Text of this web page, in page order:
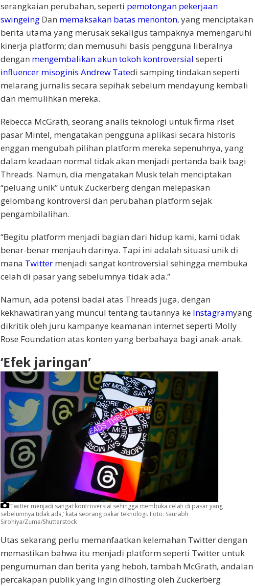
serangkaian perubahan, seperti pemotongan pekerjaan
swingeingDan memaksakan batas menonton, yang menciptakan
berita utama yang merusak sekaligus tampaknya memengaruhi
kinerja platform; dan memusuhi basis pengguna liberalnya
dengan mengembalikan akun tokoh kontroversial seperti
influencer misoginis Andrew Tatedi samping tindakan seperti
melarang jurnalis secara sepihak sebelum mendayung kembali
dan memulihkan mereka.
Rebecca McGrath, seorang analis teknologi untuk firma riset
pasar Mintel, mengatakan pengguna aplikasi secara historis
enggan mengubah pilihan platform mereka sepenuhnya, yang
dalam keadaan normal tidak akan menjadi pertanda baik bagi
Threads. Namun, dia mengatakan Musk telah menciptakan
“peluang unik” untuk Zuckerberg dengan melepaskan
gelombang kontroversi dan perubahan platform sejak
pengambilalihan.
“Begitu platform menjadi bagian dari hidup kami, kami tidak
benar-benar menjauh darinya. Tapi ini adalah situasi unik di
mana Twittermenjadi sangat kontroversial sehingga membuka
celah di pasar yang sebelumnya tidak ada.”
Namun, ada potensi badai atas Threads juga, dengan
kekhawatiran yang muncul tentang tautannya ke Instagramyang
dikritik oleh juru kampanye keamanan internet seperti Molly
Rose Foundation atas konten yang berbahaya bagi anak-anak.
‘Efek jaringan’
‘Twitter menjadi sangat kontroversial sehingga membuka celah di pasar yang
sebelumnya tidak ada,’ kata seorang pakar teknologi. Foto: Saurabh
Sirohiya/Zuma/Shutterstock
Utas sekarang perlu memanfaatkan kelemahan Twitter dengan
memastikan bahwa itu menjadi platform seperti Twitter untuk
pengumuman dan berita yang heboh, tambah McGrath, andalan
percakapan publik yang ingin dihosting oleh Zuckerberg.